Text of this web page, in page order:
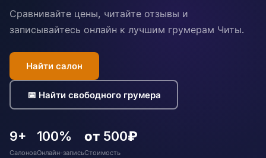
Сравнивайте цены, читайте отзывы и
записывайтесь онлайн к лучшим грумерам Читы.
Найти салон
📅 Найти свободного грумера
9+
Салонов
100%
Онлайн-запись
от 500₽
Стоимость